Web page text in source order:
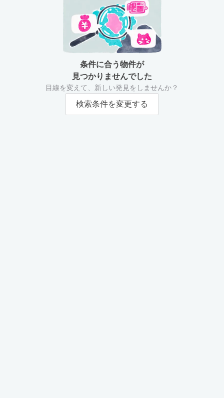
条件に合う物件が
見つかりませんでした
目線を変えて、新しい発見をしませんか？
検索条件を変更する